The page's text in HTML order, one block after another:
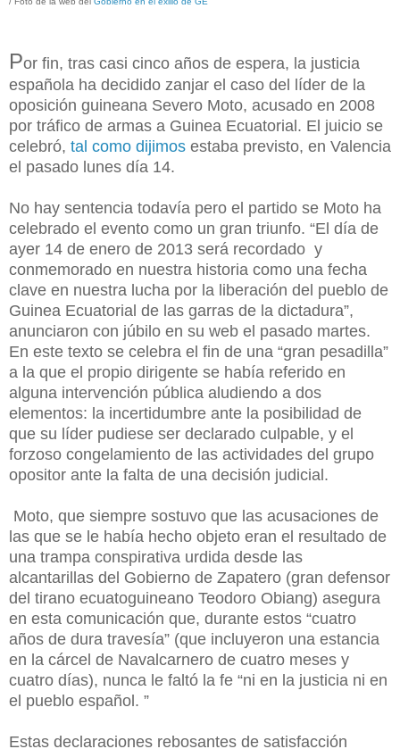
Por fin, tras casi cinco años de espera, la justicia
española ha decidido zanjar el caso del líder de la
oposición guineana Severo Moto, acusado en 2008
por tráfico de armas a Guinea Ecuatorial. El juicio se
celebró, tal como dijimos estaba previsto, en Valencia
el pasado lunes día 14.
No hay sentencia todavía pero el partido se Moto ha
celebrado el evento como un gran triunfo. “El día de
ayer 14 de enero de 2013 será recordado y
conmemorado en nuestra historia como una fecha
clave en nuestra lucha por la liberación del pueblo de
Guinea Ecuatorial de las garras de la dictadura”,
anunciaron con júbilo en su web el pasado martes.
En este texto se celebra el fin de una “gran pesadilla”
a la que el propio dirigente se había referido en
alguna intervención pública aludiendo a dos
elementos: la incertidumbre ante la posibilidad de
que su líder pudiese ser declarado culpable, y el
forzoso congelamiento de las actividades del grupo
opositor ante la falta de una decisión judicial.
Moto, que siempre sostuvo que las acusaciones de
las que se le había hecho objeto eran el resultado de
una trampa conspirativa urdida desde las
alcantarillas del Gobierno de Zapatero (gran defensor
del tirano ecuatoguineano Teodoro Obiang) asegura
en esta comunicación que, durante estos “cuatro
años de dura travesía” (que incluyeron una estancia
en la cárcel de Navalcarnero de cuatro meses y
cuatro días), nunca le faltó la fe “ni en la justicia ni en
el pueblo español. ”
Estas declaraciones rebosantes de satisfacción